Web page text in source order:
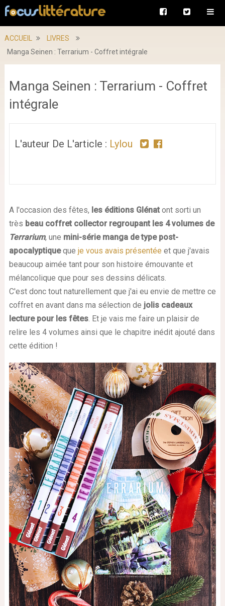
ACCUEIL
LIVRES
Manga Seinen : Terrarium - Coffret intégrale
Manga Seinen : Terrarium - Coffret
intégrale
L'auteur De L'article : Lylou
A l'occasion des fêtes, les éditions Glénatont sorti un
très beau coffret collector regroupant les 4 volumes de
Terrarium, une mini-série manga de type post-
apocalyptiqueque je vous avais présentée et que j'avais
beaucoup aimée tant pour son histoire émouvante et
mélancolique que pour ses dessins délicats.
C'est donc tout naturellement que j'ai eu envie de mettre ce
coffret en avant dans ma sélection de jolis cadeaux
lecture pour les fêtes. Et je vais me faire un plaisir de
relire les 4 volumes ainsi que le chapitre inédit ajouté dans
cette édition !